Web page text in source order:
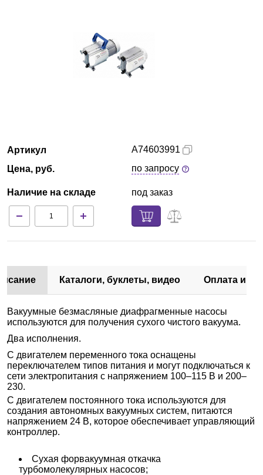
Партнеры
Технический сервис
Доставка и оплата
Артикул
Цена, руб.
Наличие на складе
A74603991
по запросу
под заказ
Каталоги, буклеты, видео Оплата и
Вакуумные безмасляные диафрагменные насосы
используются для получения сухого чистого вакуума.
Два исполнения.
C двигателем переменного тока оснащены
переключателем типов питания и могут подключаться к
сети электропитания с напряжением 100–115 В и 200–
230.
C двигателем постоянного тока используются для
создания автономных вакуумных систем, питаются
напряжением 24 В, которое обеспечивает управляющий
контроллер.
Сухая форвакуумная откачка
турбомолекулярных насосов;